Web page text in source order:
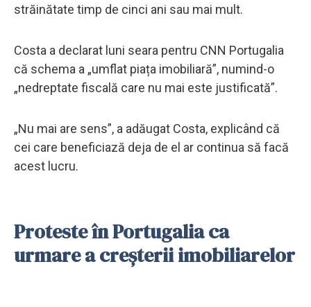
străinătate timp de cinci ani sau mai mult.
Costa a declarat luni seara pentru CNN Portugalia
că schema a „umflat piața imobiliară”, numind-o
„nedreptate fiscală care nu mai este justificată”.
„Nu mai are sens”, a adăugat Costa, explicând că
cei care beneficiază deja de el ar continua să facă
acest lucru.
Proteste în Portugalia ca
urmare a creșterii imobiliarelor